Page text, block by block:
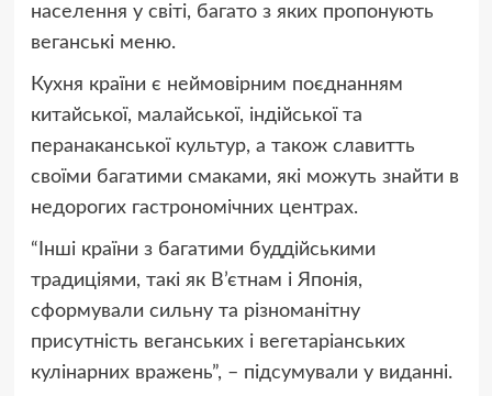
населення у світі, багато з яких пропонують
веганські меню.
Кухня країни є неймовірним поєднанням
китайської, малайської, індійської та
перанаканської культур, а також славитть
своїми багатими смаками, які можуть знайти в
недорогих гастрономічних центрах.
“Інші країни з багатими буддійськими
традиціями, такі як В’єтнам і Японія,
сформували сильну та різноманітну
присутність веганських і вегетаріанських
кулінарних вражень”, – підсумували у виданні.